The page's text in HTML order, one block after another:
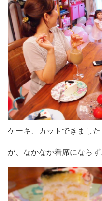
ケーキ、カットできまし
が、なかなか着席にならず